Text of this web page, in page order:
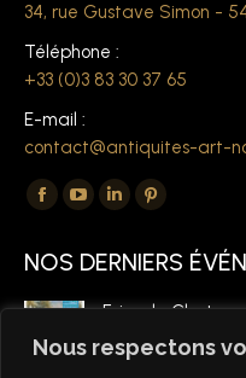
Nous respectons
34, rue Gustave Simon -
Téléphone :
+33 (0)3 83 30 37 65
E-mail :
contact@antiquites-art-
Trouvez nous sur :
La
Facebook
s'ouvre
dans
La
YouTube
s'ouvre
La
LinkedIn
s'ouvre
une
La
Pinterest
s'ouvre
dans
NOS DERNIERS
Foire de Chatou
6 mars 2026